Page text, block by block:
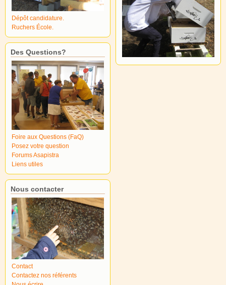
Dépôt candidature.
Ruchers École.
Des Questions?
Foire aux Questions (FaQ)
Posez votre question
Forums Asapistra
Liens utiles
Nous contacter
Contact
Contactez nos référents